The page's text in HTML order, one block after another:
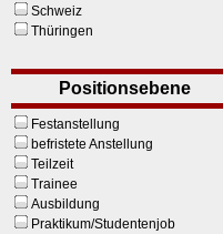
Schweiz
Thüringen
Positionsebene
Festanstellung
befristete Anstellung
Teilzeit
Trainee
Ausbildung
Praktikum/Studentenjob